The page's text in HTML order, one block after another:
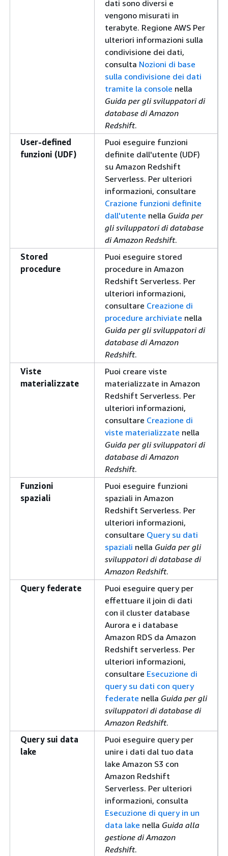
dati sono diversi e
vengono misurati in
terabyte. Regione AWS Per
ulteriori informazioni sulla
condivisione dei dati,
consulta Nozioni di base
sulla condivisione dei dati
tramite la console nella
Guida per gli sviluppatori di
database di Amazon
Redshift.
User-defined
funzioni (UDF)
Puoi eseguire funzioni
definite dall'utente (UDF)
su Amazon Redshift
Serverless. Per ulteriori
informazioni, consultare
Crazione funzioni definite
dall'utente nella Guida per
gli sviluppatori di database
di Amazon Redshift.
Stored
procedure
Puoi eseguire stored
procedure in Amazon
Redshift Serverless. Per
ulteriori informazioni,
consultare Creazione di
procedure archiviate nella
Guida per gli sviluppatori di
database di Amazon
Redshift.
Viste
materializzate
Puoi creare viste
materializzate in Amazon
Redshift Serverless. Per
ulteriori informazioni,
consultare Creazione di
viste materializzate nella
Guida per gli sviluppatori di
database di Amazon
Redshift.
Funzioni
spaziali
Puoi eseguire funzioni
spaziali in Amazon
Redshift Serverless. Per
ulteriori informazioni,
consultare Query su dati
spaziali nella Guida per gli
sviluppatori di database di
Amazon Redshift.
Query federate
Puoi eseguire query per
effettuare il join di dati
con il cluster database
Aurora e i database
Amazon RDS da Amazon
Redshift serverless. Per
ulteriori informazioni,
consultare Esecuzione di
query su dati con query
federate nella Guida per gli
sviluppatori di database di
Amazon Redshift.
Query sui data
lake
Puoi eseguire query per
unire i dati dal tuo data
lake Amazon S3 con
Amazon Redshift
Serverless. Per ulteriori
informazioni, consulta
Esecuzione di query in un
data lake nella Guida alla
gestione di Amazon
Redshift.